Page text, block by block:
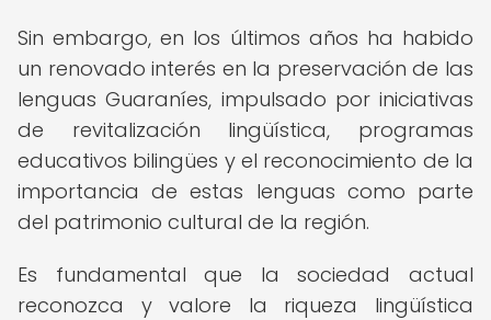
Sin embargo, en los últimos años ha habido
un renovado interés en la preservación de las
lenguas Guaraníes, impulsado por iniciativas
de revitalización lingüística, programas
educativos bilingües y el reconocimiento de la
importancia de estas lenguas como parte
del patrimonio cultural de la región.
Es fundamental que la sociedad actual
reconozca y valore la riqueza lingüística